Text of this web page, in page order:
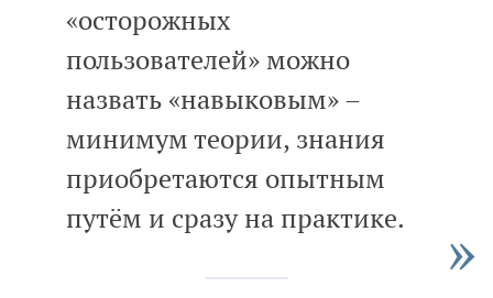
«осторожных
пользователей» можно
назвать «навыковым» –
минимум теории, знания
приобретаются опытным
путём и сразу на практике.